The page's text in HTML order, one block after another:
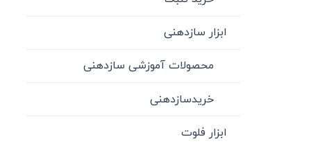
ابزار سازدهنی
محصولات آموزشی سازدهنی
خریدسازدهنی
ابزار فلوت